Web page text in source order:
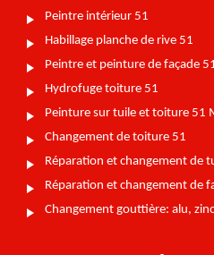
Peintre intérieur 51
Habillage planche de rive 51
Peintre et peinture de façade
Hydrofuge toiture 51
Peinture sur tuile et toiture 51
Changement de toiture 51
Réparation et changement de
Réparation et changement de
Changement gouttière: alu,